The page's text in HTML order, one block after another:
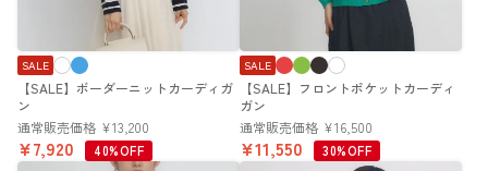
【SALE】ボーダーニットカーディガ
ン
SALE
通常販売価格 ¥13,200
¥7,920 40%OFF
【SALE】フロントポケットカーディ
ガン
SALE
通常販売価格 ¥16,500
¥11,550 30%OFF